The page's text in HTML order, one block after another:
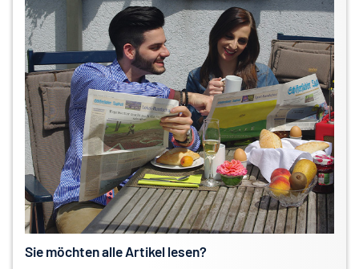
Sie möchten alle Artikel lesen?